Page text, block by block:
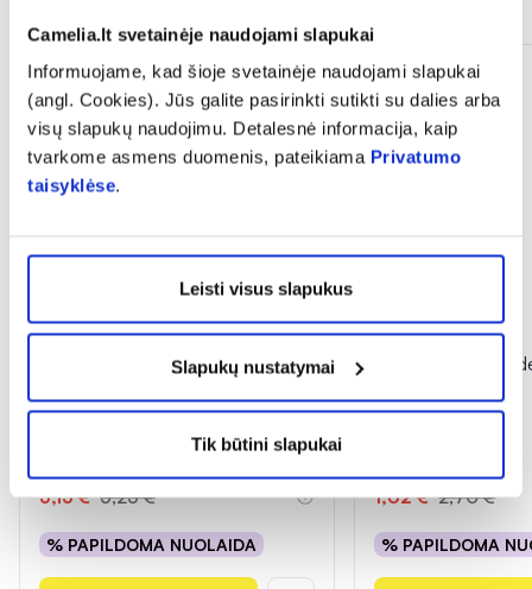
Camelia.lt svetainėje naudojami slapukai
Informuojame, kad šioje svetainėje naudojami slapukai
(angl. Cookies). Jūs galite pasirinkti sutikti su dalies arba
visų slapukų naudojimu. Detalesnė informacija, kaip
tvarkome asmens duomenis, pateikiama Privatumo
taisyklėse.
Leisti visus slapukus
Slapukų nustatymai
Tik būtini slapukai
-40%
INGENCARE nuospaudų
3,15 € 5,25 €
% PAPILDOMA NUOLAIDA
-40%
INGENCARE
pleistrai, 20 vnt.
1,62 € 2,70 €
% PAPILDOMA